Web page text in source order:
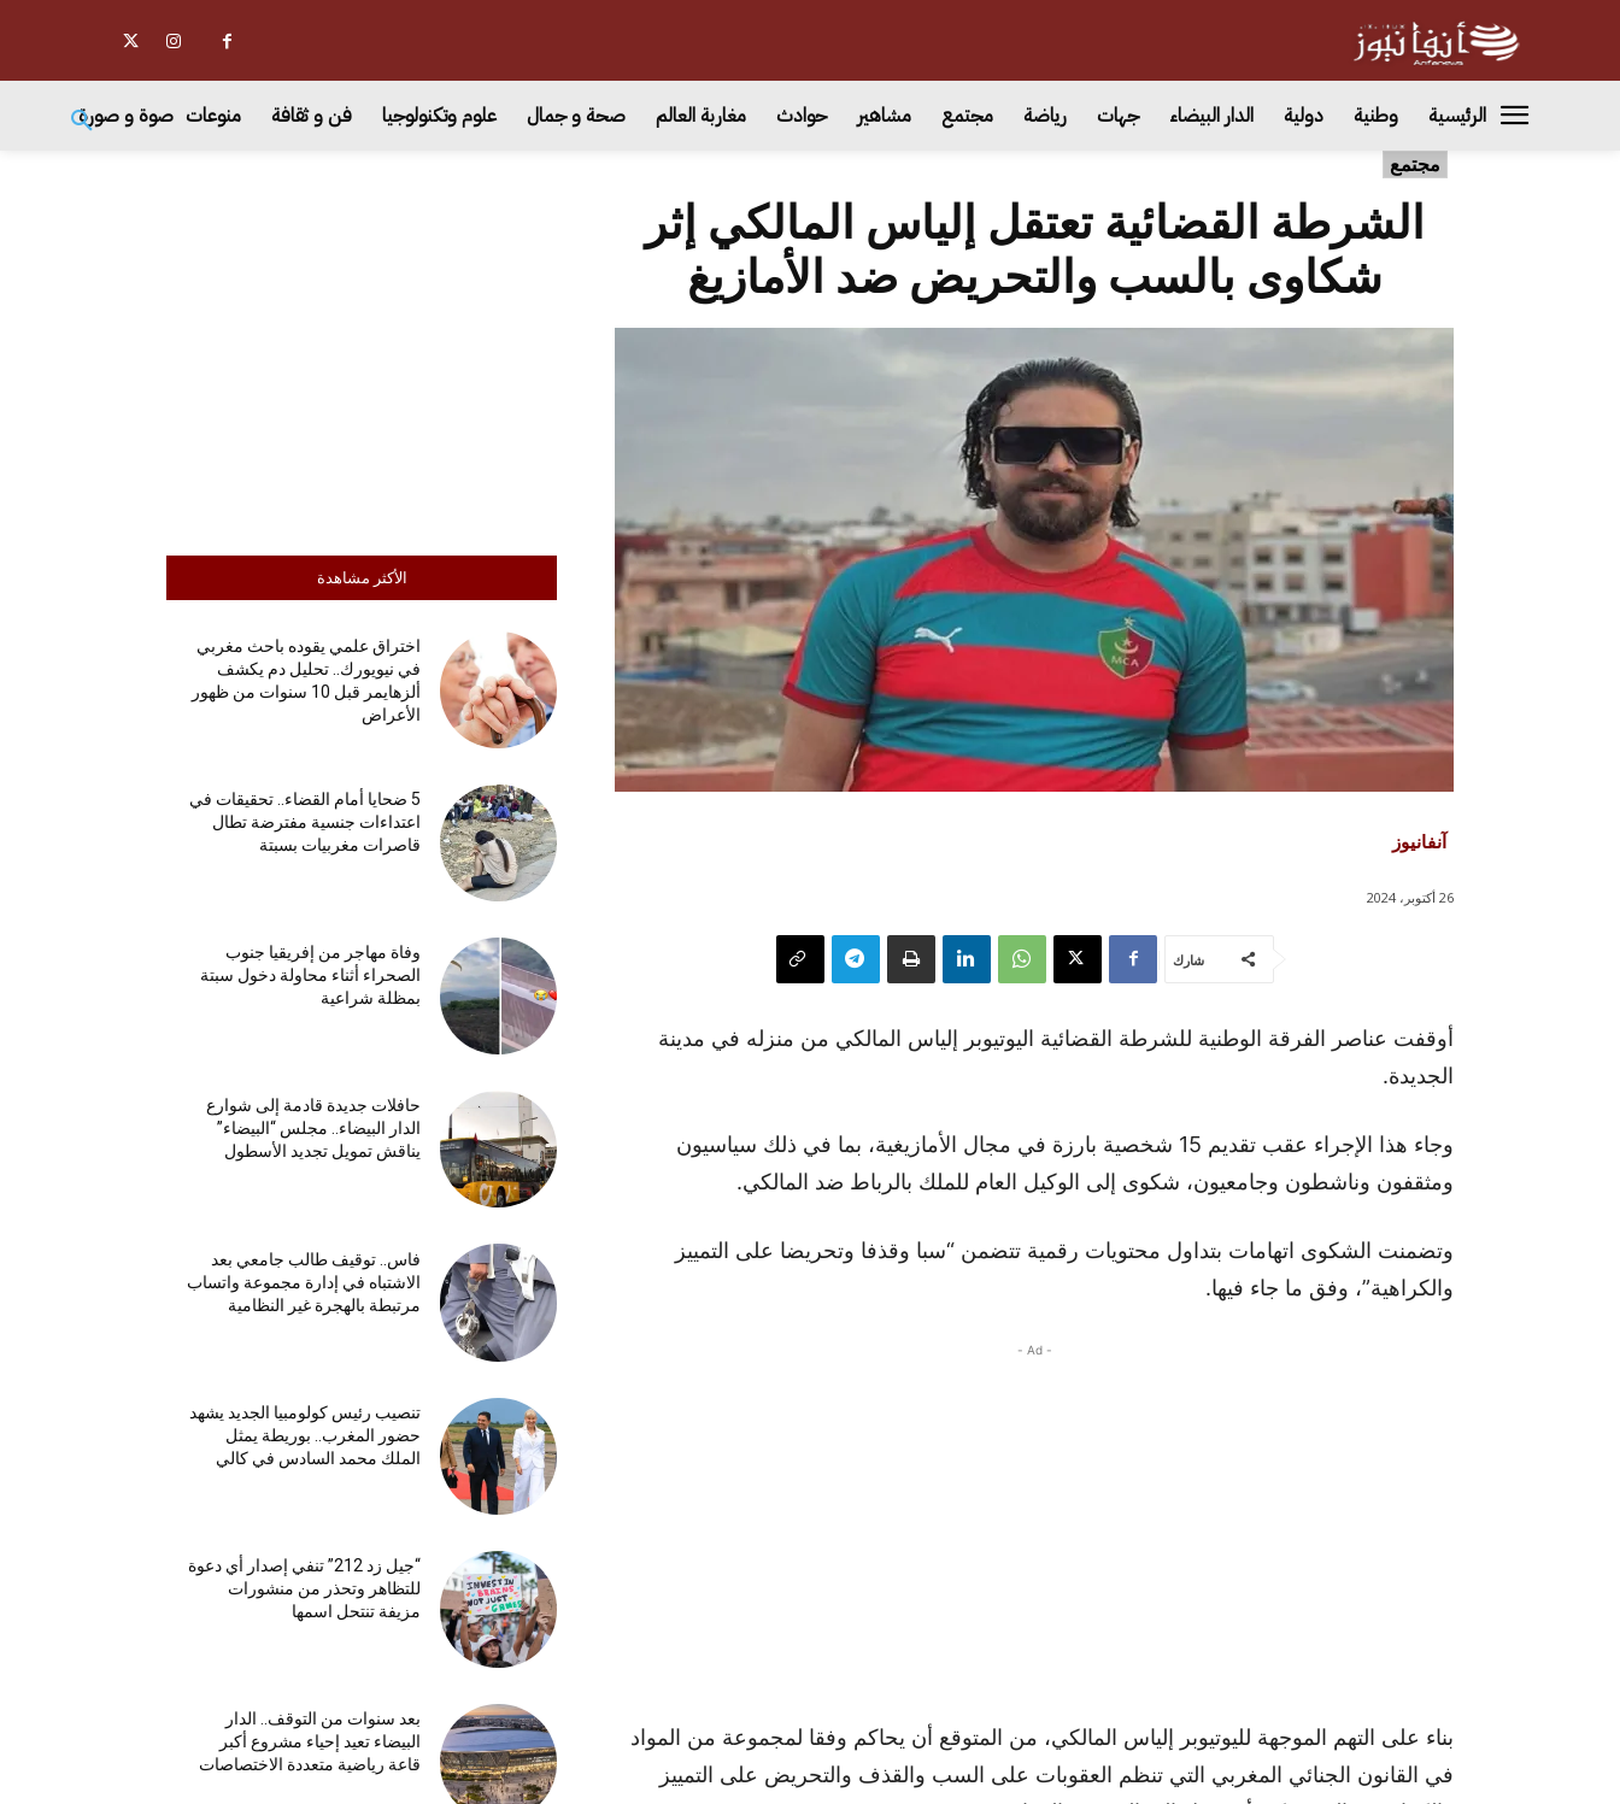
الرئيسية وطنية دولية الدار البيضاء جهات رياضة مجتمع مشاهير حوادث مغاربة العالم صحة و جمال علوم وتكنولوجيا فن و ثقافة منوعات صوة و صورة
مجتمع
الأكثر مشاهدة
اختراق علمي يقوده باحث مغربي
في نيويورك.. تحليل دم يكشف
ألزهايمر قبل 10 سنوات من ظهور
الأعراض
5 ضحايا أمام القضاء.. تحقيقات في
اعتداءات جنسية مفترضة تطال
قاصرات مغربيات بسبتة
وفاة مهاجر من إفريقيا جنوب
الصحراء أثناء محاولة دخول سبتة
بمظلة شراعية
حافلات جديدة قادمة إلى شوارع
الدار البيضاء.. مجلس “البيضاء”
يناقش تمويل تجديد الأسطول
فاس.. توقيف طالب جامعي بعد
الاشتباه في إدارة مجموعة واتساب
مرتبطة بالهجرة غير النظامية
تنصيب رئيس كولومبيا الجديد يشهد
حضور المغرب.. بوريطة يمثل
الملك محمد السادس في كالي
“جيل زد 212” تنفي إصدار أي دعوة
للتظاهر وتحذر من منشورات
مزيفة تنتحل اسمها
بعد سنوات من التوقف.. الدار
البيضاء تعيد إحياء مشروع أكبر
قاعة رياضية متعددة الاختصاصات
الشرطة القضائية تعتقل إلياس المالكي إثر
شكاوى بالسب والتحريض ضد الأمازيغ
آنفانيوز
26 أكتوبر، 2024
شارك
أوقفت عناصر الفرقة الوطنية للشرطة القضائية اليوتيوبر إلياس المالكي من منزله في مدينة
الجديدة.
وجاء هذا الإجراء عقب تقديم 15 شخصية بارزة في مجال الأمازيغية، بما في ذلك سياسيون
ومثقفون وناشطون وجامعيون، شكوى إلى الوكيل العام للملك بالرباط ضد المالكي.
وتضمنت الشكوى اتهامات بتداول محتويات رقمية تتضمن “سبا وقذفا وتحريضا على التمييز
والكراهية”، وفق ما جاء فيها.
- Ad -
بناء على التهم الموجهة لليوتيوبر إلياس المالكي، من المتوقع أن يحاكم وفقا لمجموعة من المواد
في القانون الجنائي المغربي التي تنظم العقوبات على السب والقذف والتحريض على التمييز